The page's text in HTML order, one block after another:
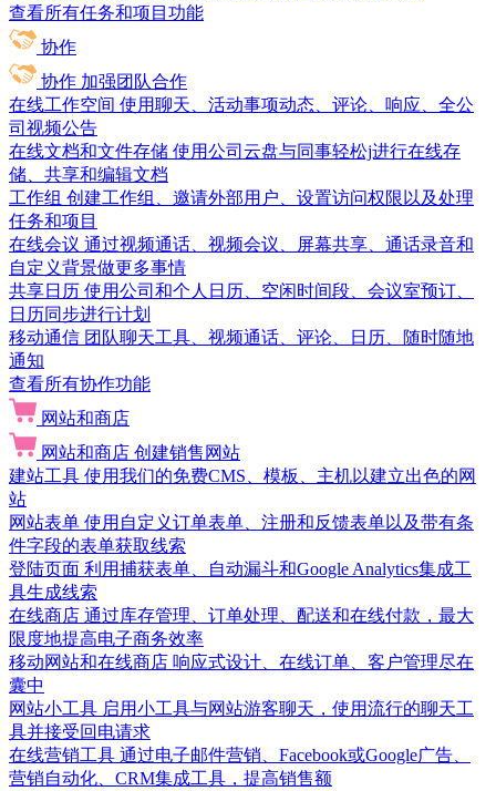
查看所有任务和项目功能
协作
协作 加强团队合作
在线工作空间 使用聊天、活动事项动态、评论、响应、全公
司视频公告
在线文档和文件存储 使用公司云盘与同事轻松j进行在线存
储、共享和编辑文档
工作组 创建工作组、邀请外部用户、设置访问权限以及处理
任务和项目
在线会议 通过视频通话、视频会议、屏幕共享、通话录音和
自定义背景做更多事情
共享日历 使用公司和个人日历、空闲时间段、会议室预订、
日历同步进行计划
移动通信 团队聊天工具、视频通话、评论、日历、随时随地
通知
查看所有协作功能
网站和商店
网站和商店 创建销售网站
建站工具 使用我们的免费CMS、模板、主机以建立出色的网
站
网站表单 使用自定义订单表单、注册和反馈表单以及带有条
件字段的表单获取线索
登陆页面 利用捕获表单、自动漏斗和Google Analytics集成工
具生成线索
在线商店 通过库存管理、订单处理、配送和在线付款，最大
限度地提高电子商务效率
移动网站和在线商店 响应式设计、在线订单、客户管理尽在
囊中
网站小工具 启用小工具与网站游客聊天，使用流行的聊天工
具并接受回电请求
在线营销工具 通过电子邮件营销、Facebook或Google广告、
营销自动化、CRM集成工具，提高销售额